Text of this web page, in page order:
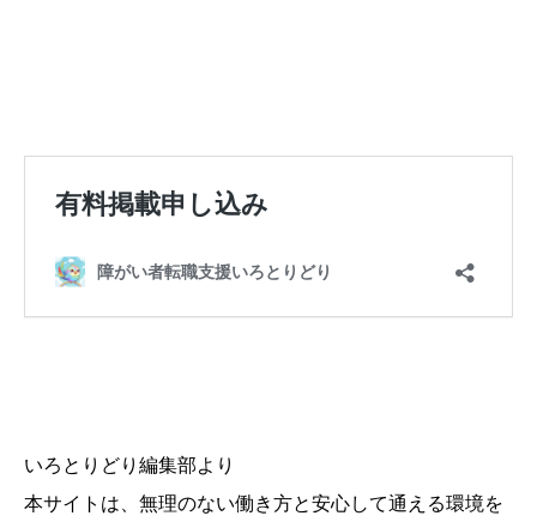
いろとりどり編集部より
本サイトは、無理のない働き方と安心して通える環境を